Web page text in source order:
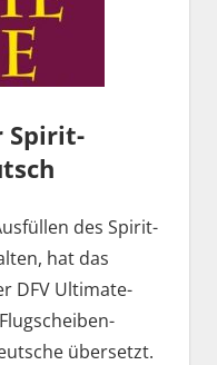
Spirit-
des Spirit-
hat das
DFV Ultimate-
übersetzt.